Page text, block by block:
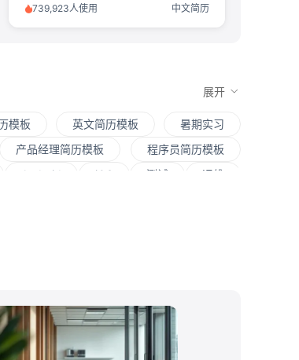
739,923人使用 中文简历
展开
模板 英文简历模板
暑期实习
产品经理简历模板
程序员简历模板
Andorid iOS 测试
运维
教育学